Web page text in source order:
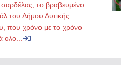
σαρδέλας, το βραβευμένο
του Δήμου Δυτικής
που χρόνο με το χρόνο
ολο...